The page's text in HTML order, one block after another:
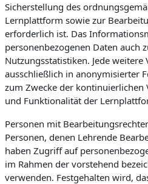
Sicherstellung des
Lernplattform sowie zur
erforderlich ist. Das
personenbezogenen Daten auch
Nutzungsstatistiken. Jede
ausschließlich in anonymisierter
zum Zwecke der kontinuierlichen
und Funktionalität der
Personen mit
Personen, denen Lehrende
haben Zugriff auf
im Rahmen der vorstehend
verwenden. Festgehalten wird,